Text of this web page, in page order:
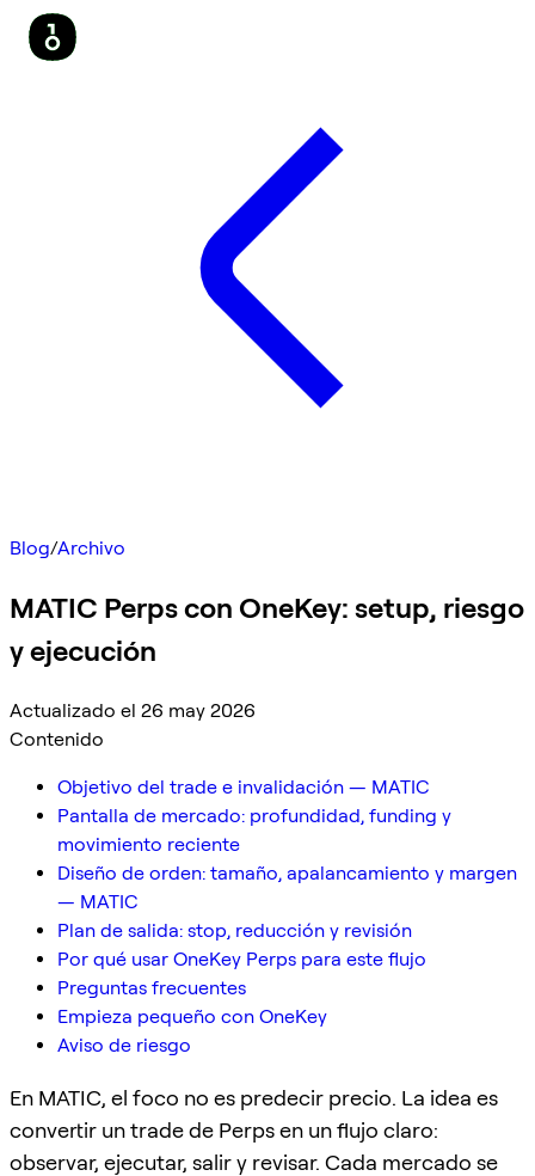
Blog/Archivo
MATIC Perps con OneKey: setup, riesgo
y ejecución
Actualizado el 26 may 2026
Contenido
Objetivo del trade e invalidación — MATIC
Pantalla de mercado: profundidad, funding y
movimiento reciente
Diseño de orden: tamaño, apalancamiento y margen
— MATIC
Plan de salida: stop, reducción y revisión
Por qué usar OneKey Perps para este flujo
Preguntas frecuentes
Empieza pequeño con OneKey
Aviso de riesgo
En MATIC, el foco no es predecir precio. La idea es
convertir un trade de Perps en un flujo claro:
observar, ejecutar, salir y revisar. Cada mercado se